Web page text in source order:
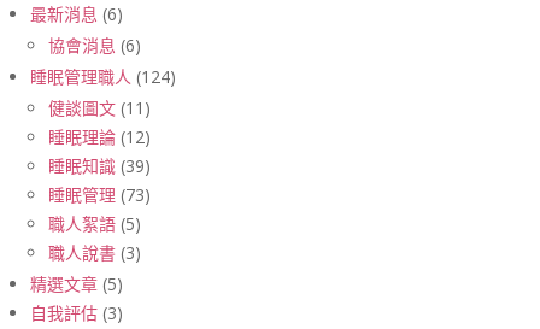
最新消息 (6)
協會消息 (6)
睡眠管理職人 (124)
健談圖文 (11)
睡眠理論 (12)
睡眠知識 (39)
睡眠管理 (73)
職人絮語 (5)
職人說書 (3)
精選文章 (5)
自我評估 (3)